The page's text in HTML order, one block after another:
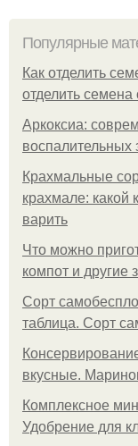
Популярные
Как отделить
отделить семена
Аркоксиа:
воспалительных
Крахмальные
крахмале: какой
варить
Что можно
компот и другие
Сорт
таблица. Сорт
вкусные.
Комплексное
Удобрение для